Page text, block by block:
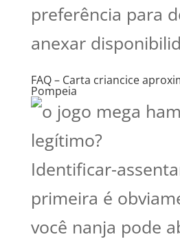
preferência para
anexar
FAQ – Carta criancice
Pompeia
Identificar-
primeira é
você nanja pode